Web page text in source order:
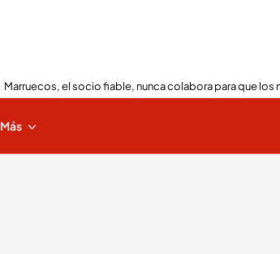
Marruecos, el socio fiable, nunca colabora para que los
Más